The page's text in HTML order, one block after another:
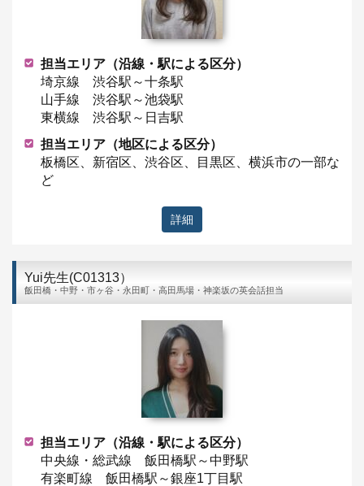
担当エリア（沿線・駅による区分）
埼京線 渋谷駅～十条駅
山手線 渋谷駅～池袋駅
東横線 渋谷駅～日吉駅
担当エリア（地区による区分）
板橋区、新宿区、渋谷区、目黒区、横浜市の一部な
ど
詳細
Yui先生(C01313）
飯田橋・中野・市ヶ谷・永田町・高田馬場・神楽坂の英会話担当
担当エリア（沿線・駅による区分）
中央線・総武線 飯田橋駅～中野駅
有楽町線 飯田橋駅～銀座1丁目駅